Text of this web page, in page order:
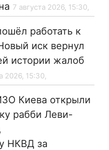
7 августа 2026, 15:30,
работать к
иск вернул
истории жалоб
2026, 15:30,
Киева открыли
рабби Леви-
НКВД за